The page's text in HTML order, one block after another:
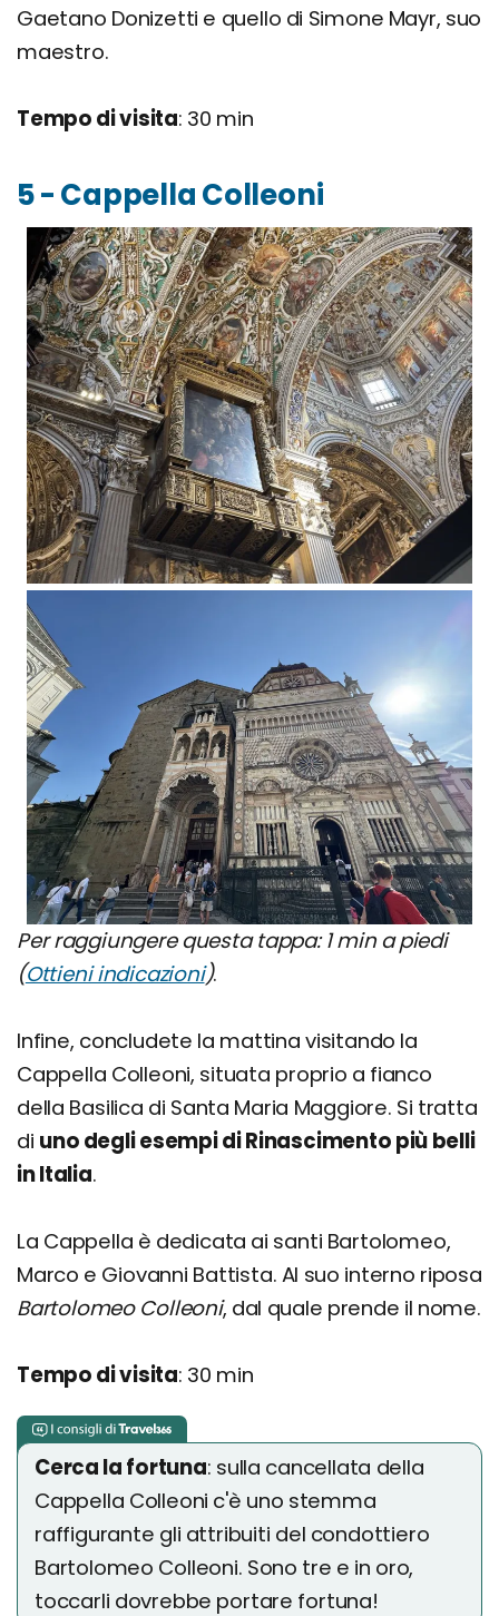
Gaetano Donizetti e quello di Simone Mayr, suo
maestro.
Tempo di visita: 30 min
5 - Cappella Colleoni
Per raggiungere questa tappa: 1 min a piedi
(Ottieni indicazioni).
Infine, concludete la mattina visitando la
Cappella Colleoni, situata proprio a fianco
della Basilica di Santa Maria Maggiore. Si tratta
di uno degli esempi di Rinascimento più belli
in Italia.
La Cappella è dedicata ai santi Bartolomeo,
Marco e Giovanni Battista. Al suo interno riposa
Bartolomeo Colleoni, dal quale prende il nome.
Tempo di visita: 30 min
Cerca la fortuna: sulla cancellata della
Cappella Colleoni c'è uno stemma
raffigurante gli attribuiti del condottiero
Bartolomeo Colleoni. Sono tre e in oro,
toccarli dovrebbe portare fortuna!